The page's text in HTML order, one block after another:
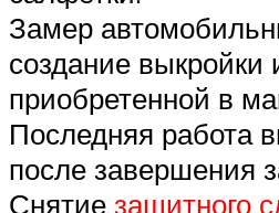
Замер
создание выкройки
приобретенной в
Последняя работа
после завершения
Снятие защитного